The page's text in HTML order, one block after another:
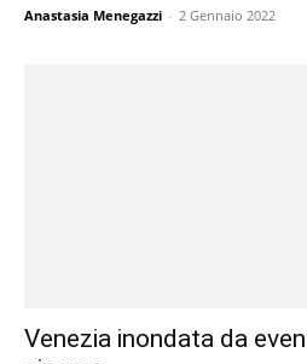
Anastasia Menegazzi - 2 Gennaio 2022
Venezia inondata da